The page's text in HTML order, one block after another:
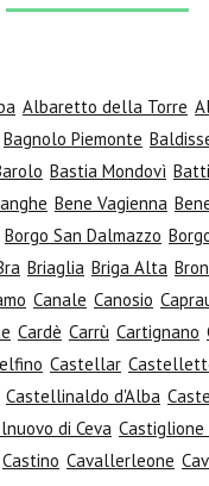
Albaretto della Torre
Bagnolo Piemonte
Bastia Mondovì
Bene Vagienna
Borgo San Dalmazzo
Briaglia Briga Alta
Canale Canosio
Cardè Carrù Cartignano
Castellar
Castellinaldo d'Alba
di Ceva
Castino Cavallerleone